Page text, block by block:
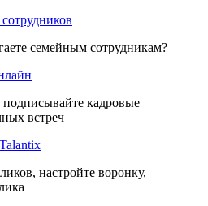
семейным сотрудникам?
кадровые
встреч
настройте воронку,